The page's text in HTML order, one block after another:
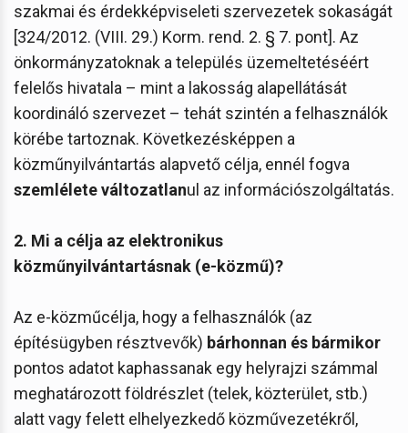
szakmai és érdekképviseleti szervezetek sokaságát
[324/2012. (VIII. 29.) Korm. rend. 2. § 7. pont]. Az
önkormányzatoknak a település üzemeltetéséért
felelős hivatala – mint a lakosság alapellátását
koordináló szervezet – tehát szintén a felhasználók
körébe tartoznak. Következésképpen a
közműnyilvántartás alapvető célja, ennél fogva
szemlélete változatlanul az információszolgáltatás.
2. Mi a célja az elektronikus
közműnyilvántartásnak (e-közmű)?
Az e-közműcélja, hogy a felhasználók (az
építésügyben résztvevők) bárhonnan és bármikor
pontos adatot kaphassanak egy helyrajzi számmal
meghatározott földrészlet (telek, közterület, stb.)
alatt vagy felett elhelyezkedő közművezetékről,